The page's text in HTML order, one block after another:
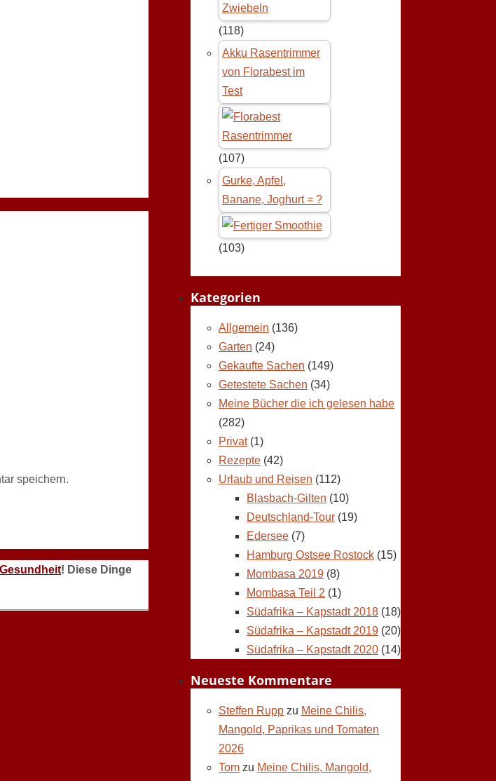
speichern.
! Diese Dinge
(118)
Akku Rasentrimmer
von Florabest im
Test
(107)
Gurke, Apfel,
Banane, Joghurt = ?
(103)
Kategorien
Allgemein (136)
Garten (24)
Gekaufte Sachen (149)
Getestete Sachen (34)
Meine Bücher die ich gelesen habe
(282)
Privat(1)
Rezepte (42)
Urlaub und Reisen (112)
Blasbach-Gilten (10)
Deutschland-Tour (19)
Edersee (7)
Hamburg Ostsee Rostock (15)
Mombasa 2019 (8)
Mombasa Teil 2 (1)
Südafrika – Kapstadt 2018 (18)
Südafrika – Kapstadt 2019 (20)
Südafrika – Kapstadt 2020 (14)
Neueste Kommentare
Steffen Rupp zu Meine Chilis,
Mangold, Paprikas und Tomaten
2026
Tom zu Meine Chilis, Mangold,